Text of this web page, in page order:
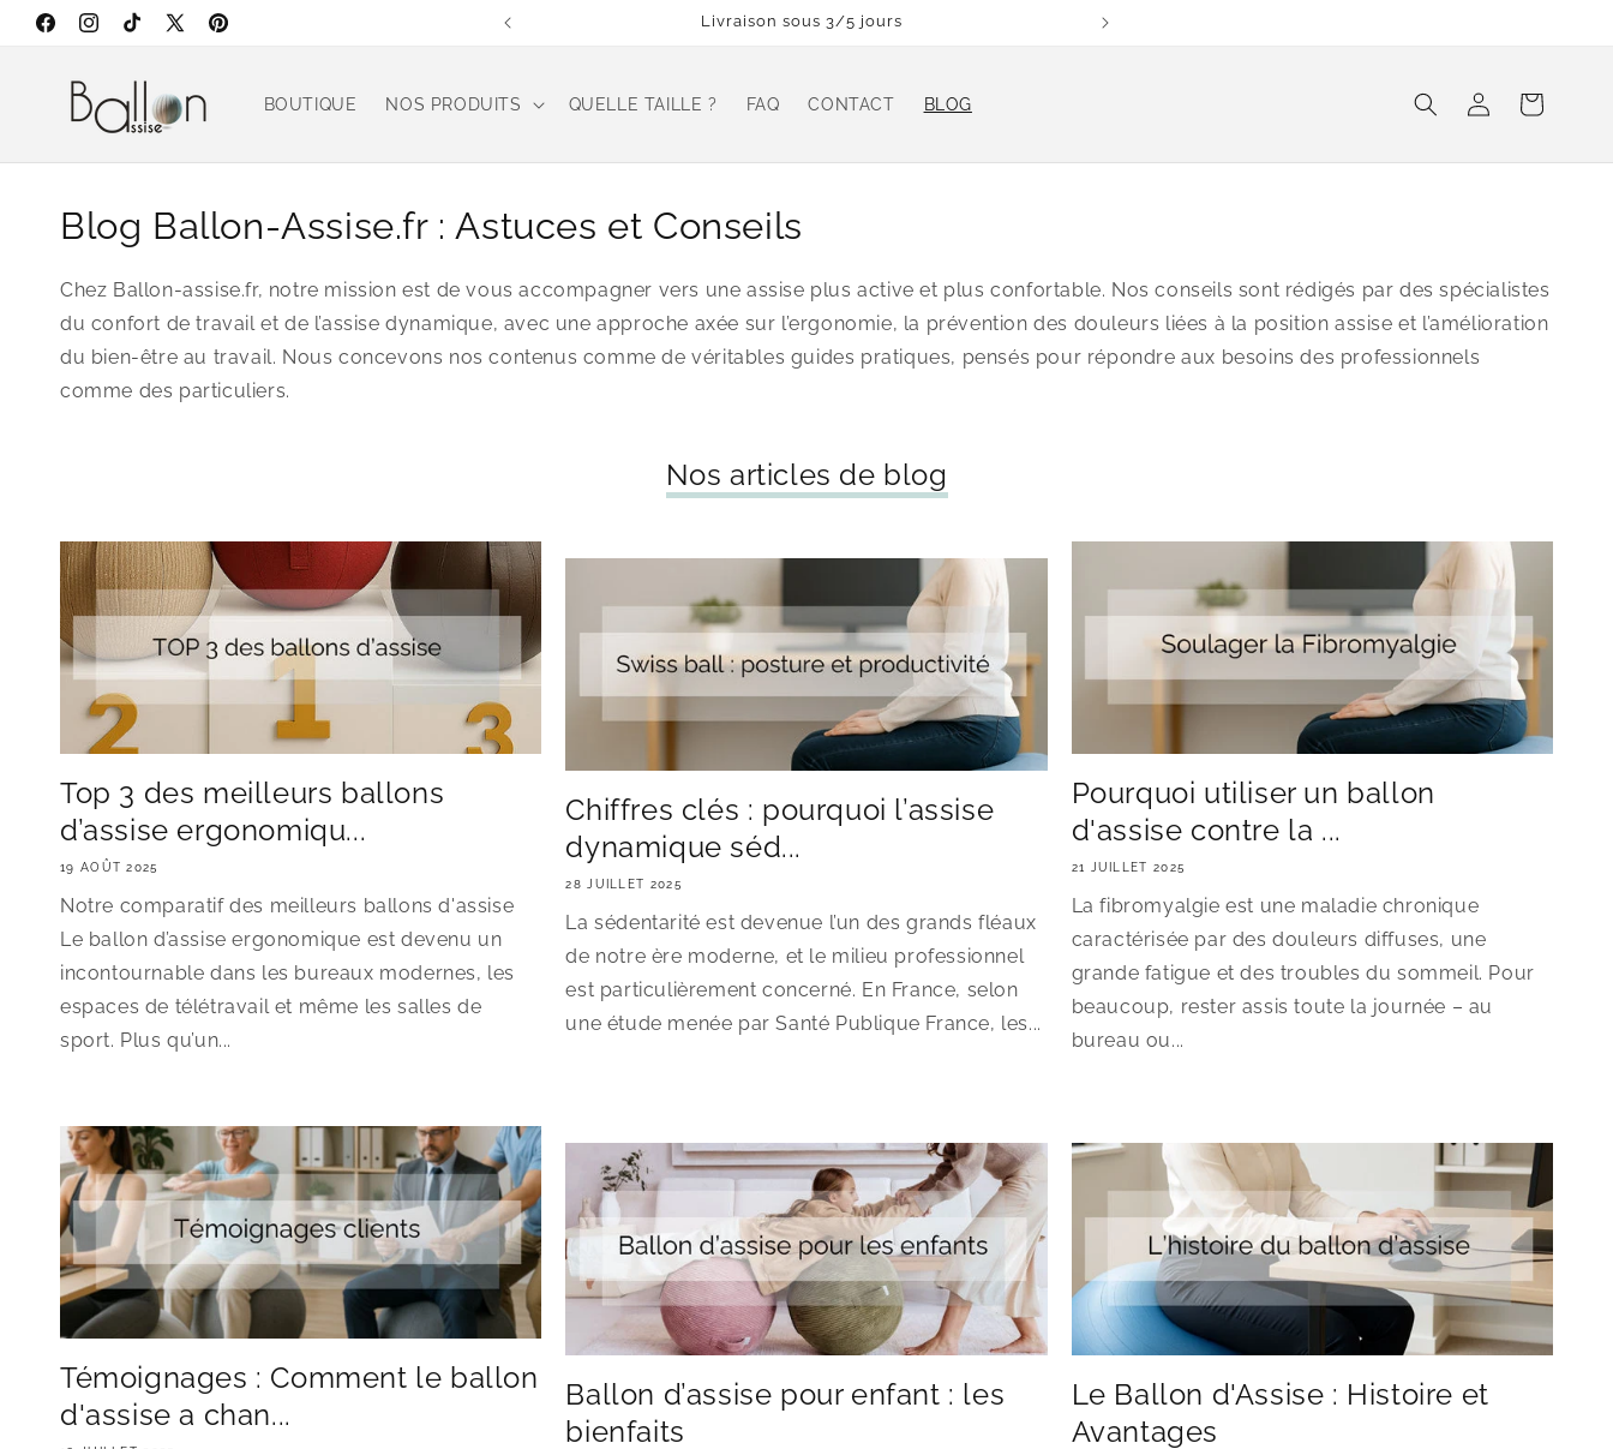
passer
FacebookInstagram
TikTok
X
Pinterest
Livraison gratuite en France Métropolitaine Livraison sous 3/5 jours
BOUTIQUE NOS PRODUITS QUELLE TAILLE ? FAQ CONTACT BLOG ConnexionPanier
Blog Ballon-Assise.fr : Astuces et Conseils
Chez Ballon-assise.fr, notre mission est de vous accompagner vers une assise plus active et plus confortable. Nos conseils sont rédigés par des spécialistes
du confort de travail et de l’assise dynamique, avec une approche axée sur l’ergonomie, la prévention des douleurs liées à la position assise et l’amélioration
du bien-être au travail. Nous concevons nos contenus comme de véritables guides pratiques, pensés pour répondre aux besoins des professionnels
comme des particuliers.
Nos articles de blog
Top 3 des meilleurs ballons
d’assise ergonomiqu...
19 AOÛT 2025
Notre comparatif des meilleurs ballons d'assise
Le ballon d’assise ergonomique est devenu un
incontournable dans les bureaux modernes, les
espaces de télétravail et même les salles de
sport. Plus qu’un...
Chiffres clés : pourquoi l’assise
dynamique séd...
28 JUILLET 2025
La sédentarité est devenue l’un des grands fléaux
de notre ère moderne, et le milieu professionnel
est particulièrement concerné. En France, selon
une étude menée par Santé Publique France, les...
Pourquoi utiliser un ballon
d'assise contre la ...
21 JUILLET 2025
La fibromyalgie est une maladie chronique
caractérisée par des douleurs diffuses, une
grande fatigue et des troubles du sommeil. Pour
beaucoup, rester assis toute la journée – au
bureau ou...
Témoignages : Comment le ballon
d'assise a chan...
Ballon d’assise pour enfant : les
bienfaits
Le Ballon d'Assise : Histoire et
Avantages